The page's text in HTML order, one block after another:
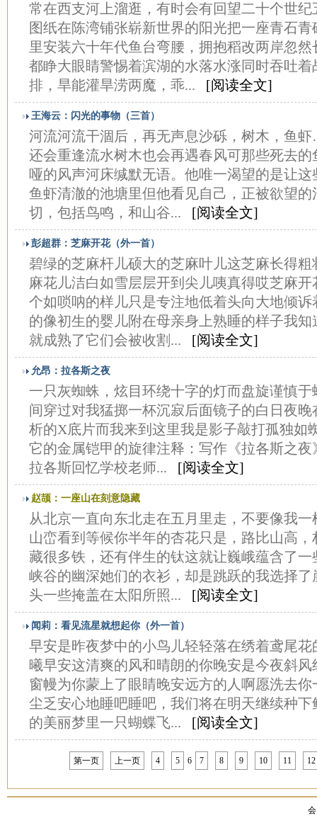
常在西支河上溜逛，有时会有回望二十个世
图纸在陈湾铺张崭新世界的阳光把一座青石
里安装六十年代鱼台弯腰，拥抱稻改两岸忽
都睁大眼睛警惕着滨湖的水落水涨同时吞吐
排，旱能灌旱涝两魔，乖... [阅读全文]
王海云：闪光的事物（三首）
河流河流干涸后，再无声息沙砾，树木，鱼
还会重逢流水树木也会再遇春风可那些死去
哑的风声河床缄默无语。他唯一渴望的是让
鱼虾清澈的池塘里但他看见自己，正被欲望
切，包括鸟鸣，和山谷... [阅读全文]
彭超群：芝麻开花（外一首）
碧绿的芝麻杆儿硕大的芝麻叶儿这芝麻长得
麻花儿洁白如雪层层开到尖儿咦真得哎芝麻
个如唢呐的样儿只是专注地低着头向大地倾
的像初生的婴儿附在母亲身上熟睡的样子我
就成熟了它们会被收割... [阅读全文]
允昂：拉各斯之夜
一只灰蜘蛛，炫目环绕十字的灯而盘旋谨慎
间穿过对我猛掷一杯沉寂后面镜子的白日夜
析的X底片而我来到这里我是影子敲打孤独
它的金属铠甲的旋律注释：写作《拉各斯之
拉各斯回忆学校老师... [阅读全文]
赵颉：一座山在刻意隐藏
从北京一直向东北走在五月里走，不要像我
山峦看到等候你半年的杏花只是，路比山高
藏很多铁，还有伴生的钛这就让巍峨蕴含了
峡谷的幽深她们的衣衫，却是跳跃的我选择
头一些掩盖在太阳所照... [阅读全文]
闻莉：看见流星就想起你（外一首）
早安是昨夜梦中的小鸟儿轻轻落在绣着鸢尾
曦早安这清爽的风和晴朗的你晚安是今夜斜
窗幔为你蒙上了眼睛晚安远方的人啊愿洗去
尘乏安心地睡吧睡吧，我们将在明天继续种
的美丽梦里一只蝴蝶飞... [阅读全文]
第一页 上一页 4 5 6 7 8 9 10 11 12